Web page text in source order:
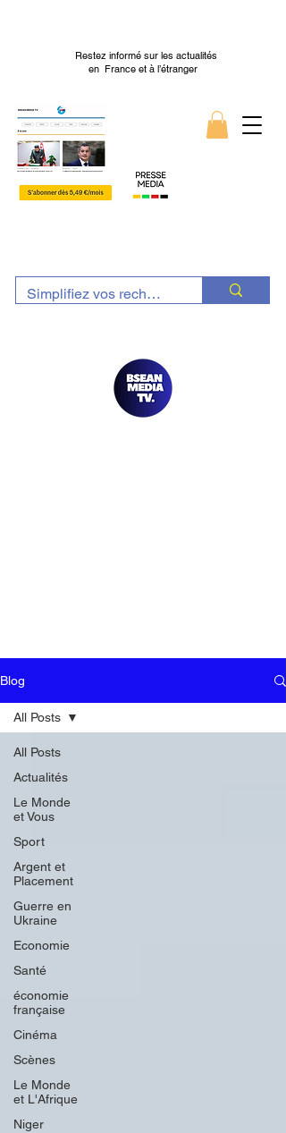
Restez informé sur les actualités
en France et à l’étranger
Blog
All Posts
Actualités
Le Monde
et Vous
Sport
Argent et
Placement
Guerre en
Ukraine
Economie
Santé
économie
française
Cinéma
Scènes
Le Monde
et L'Afrique
Niger
All Posts